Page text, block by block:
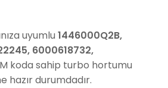
uyumlu 1446000Q2B,
6000618732,
koda sahip turbo hortumu
hazır durumdadır.